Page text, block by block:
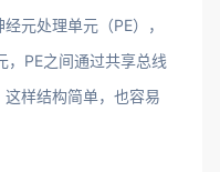
元处理单元（PE），
，PE之间通过共享总线
样结构简单，也容易